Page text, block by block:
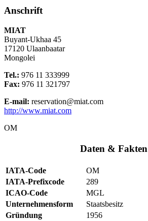
Anschrift
MIAT
Buyant-Ukhaa 45
17120 Ulaanbaatar
Mongolei
Tel.: 976 11 333999
Fax: 976 11 321797
E-mail: reservation@miat.com
http://www.miat.com
OM
Daten & Fakten
IATA-Code
OM
IATA-Prefixcode
289
ICAO-Code
MGL
Unternehmensform
Staatsbesitz
Gründung
1956